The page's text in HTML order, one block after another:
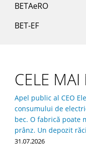
BETAeRO
BET-EF
CELE MAI
Apel public al CEO
consumului de
bec. O fabrică poate
prânz. Un depozit
31.07.2026